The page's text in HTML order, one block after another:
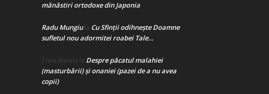
mănăstiri ortodoxe din Japonia
Radu Mungiula Cu Sfinții odihnește Doamne
sufletul nou adormitei roabei Tale…
Crina Marina la Despre păcatul malahiei
(masturbării) şi onaniei (pazei de a nu avea
copii)